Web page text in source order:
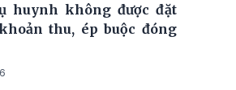
huynh không được đặt
thu, ép buộc đóng